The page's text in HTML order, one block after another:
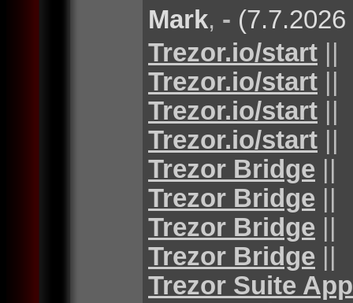
Mark, -
Trezor.io/start ||
Trezor.io/start ||
Trezor.io/start ||
Trezor.io/start ||
Trezor Bridge ||
Trezor Bridge ||
Trezor Bridge ||
Trezor Bridge ||
Trezor Suite App